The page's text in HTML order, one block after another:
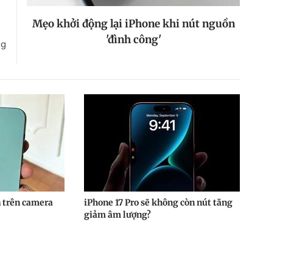
Mẹo khởi động lại iPhone khi nút nguồn
'đình công'
trên camera
iPhone 17 Pro sẽ không còn nút tăng
giảm âm lượng?